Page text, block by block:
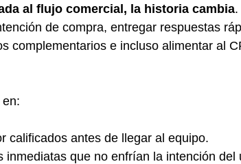
al flujo comercial, la historia cambia
de compra, entregar respuestas
complementarios e incluso alimentar al
calificados antes de llegar al equipo.
inmediatas que no enfrían la intención del